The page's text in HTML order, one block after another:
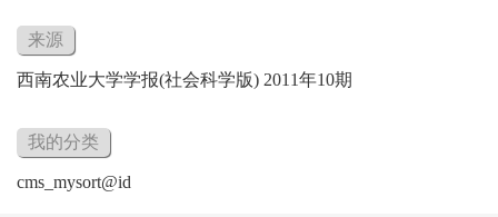
来源
西南农业大学学报(社会科学版) 2011年10期
我的分类
cms_mysort@id